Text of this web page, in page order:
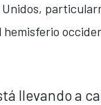
llevando a